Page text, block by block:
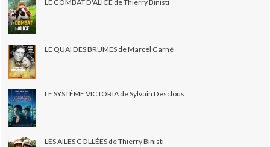
LE COMBAT D'ALICE de Thierry Binisti
LE QUAI DES BRUMES de Marcel Carné
LE SYSTÈME VICTORIA de Sylvain Desclous
LES AILES COLLÉES de Thierry Binisti